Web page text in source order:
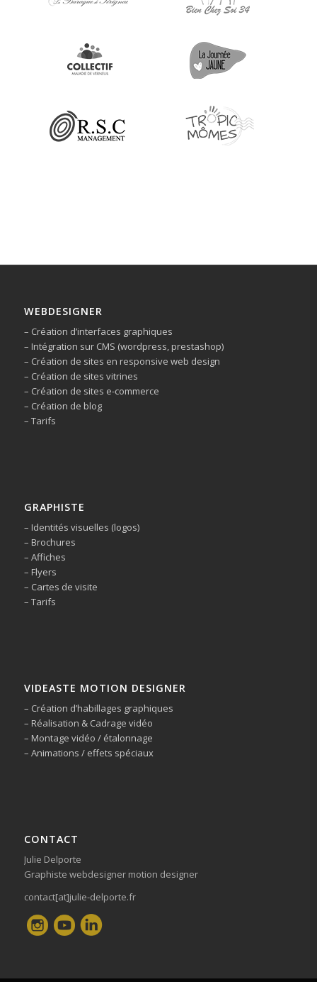
WEBDESIGNER
– Création d’interfaces graphiques
– Intégration sur CMS (wordpress, prestashop)
– Création de sites en responsive web design
– Création de sites vitrines
– Création de sites e-commerce
– Création de blog
– Tarifs
GRAPHISTE
– Identités visuelles (logos)
– Brochures
– Affiches
– Flyers
– Cartes de visite
– Tarifs
VIDEASTE MOTION DESIGNER
– Création d’habillages graphiques
– Réalisation & Cadrage vidéo
– Montage vidéo / étalonnage
– Animations / effets spéciaux
CONTACT
Julie Delporte
Graphiste webdesigner motion designer
contact[at]julie-delporte.fr